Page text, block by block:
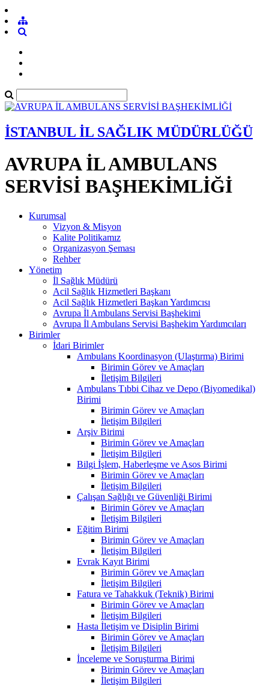
İSTANBUL İL SAĞLIK MÜDÜRLÜĞÜ
AVRUPA İL AMBULANS
SERVİSİ BAŞHEKİMLİĞİ
Kurumsal
Vizyon & Misyon
Kalite Politikamız
Organizasyon Şeması
Rehber
Yönetim
İl Sağlık Müdürü
Acil Sağlık Hizmetleri Başkanı
Acil Sağlık Hizmetleri Başkan Yardımcısı
Avrupa İl Ambulans Servisi Başhekimi
Avrupa İl Ambulans Servisi Başhekim Yardımcıları
Birimler
İdari Birimler
Ambulans Koordinasyon (Ulaştırma) Birimi
Birimin Görev ve Amaçları
İletişim Bilgileri
Ambulans Tıbbi Cihaz ve Depo (Biyomedikal)
Birimi
Birimin Görev ve Amaçları
İletişim Bilgileri
Arşiv Birimi
Birimin Görev ve Amaçları
İletişim Bilgileri
Bilgi İşlem, Haberleşme ve Asos Birimi
Birimin Görev ve Amaçları
İletişim Bilgileri
Çalışan Sağlığı ve Güvenliği Birimi
Birimin Görev ve Amaçları
İletişim Bilgileri
Eğitim Birimi
Birimin Görev ve Amaçları
İletişim Bilgileri
Evrak Kayıt Birimi
Birimin Görev ve Amaçları
İletişim Bilgileri
Fatura ve Tahakkuk (Teknik) Birimi
Birimin Görev ve Amaçları
İletişim Bilgileri
Hasta İletişim ve Disiplin Birimi
Birimin Görev ve Amaçları
İletişim Bilgileri
İnceleme ve Soruşturma Birimi
Birimin Görev ve Amaçları
İletişim Bilgileri